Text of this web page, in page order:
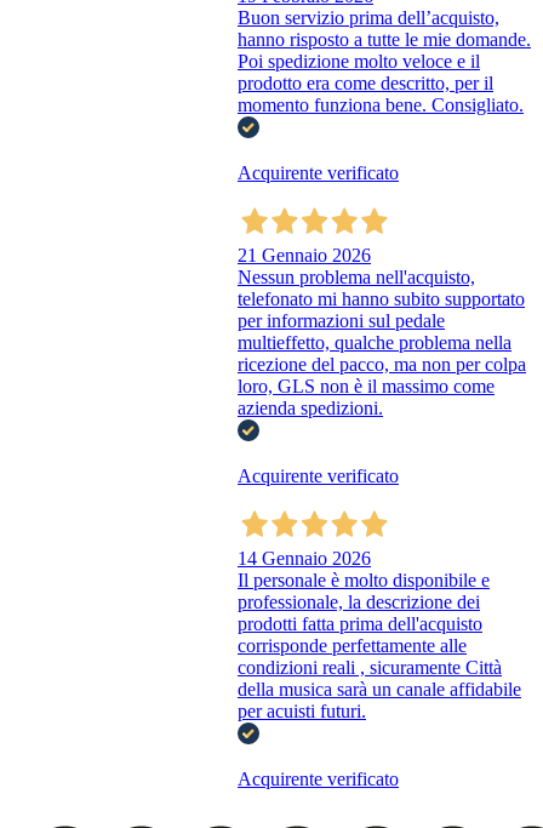
Buon servizio prima dell’acquisto,
hanno risposto a tutte le mie domande.
Poi spedizione molto veloce e il
prodotto era come descritto, per il
momento funziona bene. Consigliato.
Acquirente verificato
21 Gennaio 2026
Nessun problema nell'acquisto,
telefonato mi hanno subito supportato
per informazioni sul pedale
multieffetto, qualche problema nella
ricezione del pacco, ma non per colpa
loro, GLS non è il massimo come
azienda spedizioni.
Acquirente verificato
14 Gennaio 2026
Il personale è molto disponibile e
professionale, la descrizione dei
prodotti fatta prima dell'acquisto
corrisponde perfettamente alle
condizioni reali , sicuramente Città
della musica sarà un canale affidabile
per acuisti futuri.
Acquirente verificato